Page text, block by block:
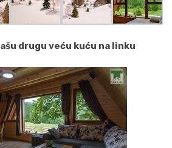
drugu veću kuću na linku